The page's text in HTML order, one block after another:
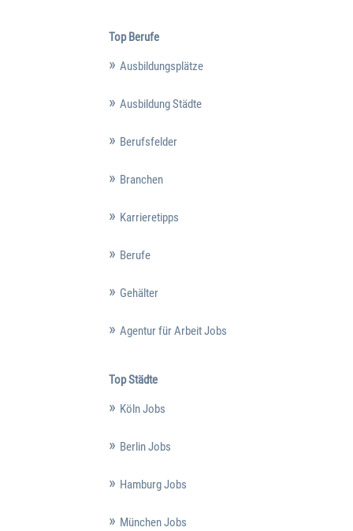
Top Berufe
Ausbildungsplätze
Ausbildung Städte
Berufsfelder
Branchen
Karrieretipps
Berufe
Gehälter
Agentur für Arbeit Jobs
Top Städte
Köln Jobs
Berlin Jobs
Hamburg Jobs
München Jobs